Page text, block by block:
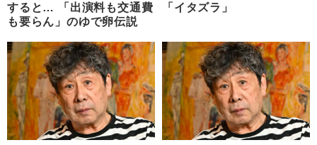
すると… 「出演料も交通費
も要らん」のゆで卵伝説
「イタズラ」